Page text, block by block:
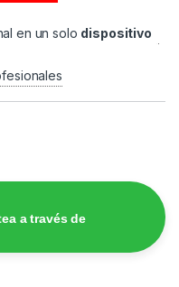
en un solo dispositivo
a través de